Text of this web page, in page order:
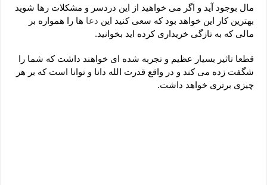
دعای قوی رفع ترس – دعای مجرب برای آرامش قلب و رفع اضطراب
دعا برای پولدار شدن در یک روز – دعای ثروت حضرت سلیمان
مال بوجود آید و اگر می خواهید از این دردسر و مشکلات رها شوید
بهترین کار این خواهد بود که سعی کنید این دعا ها را همواره بر
مالی که به تازگی خریداری کرده اید بخوانید.
قطعا تاثیر بسیار عظیم و تجربه شده ای خواهند داشت که شما را
شگفت زده می کند و در واقع قدرت الله دانا و توانا است که بر هر
چیزی برتری خواهد داشت.